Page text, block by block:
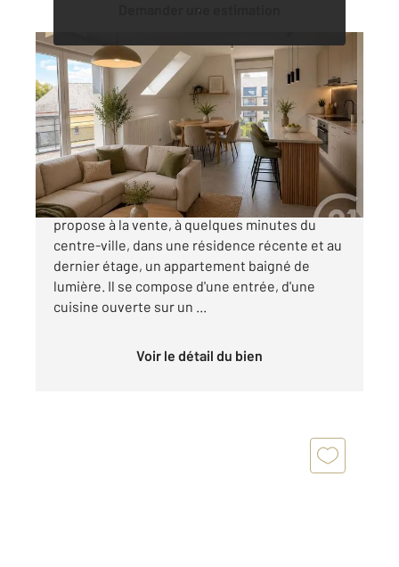
Demander une estimation
HONFLEUR 14
52,50 m2
, 2 pièces
Ref : 145
Appartement F2 à vendre
170 400 €
Votre agence Century 21 Honfleur vous
propose à la vente, à quelques minutes du
centre-ville, dans une résidence récente et au
dernier étage, un appartement baigné de
lumière. Il se compose d'une entrée, d'une
cuisine ouverte sur un ...
Voir le détail du bien